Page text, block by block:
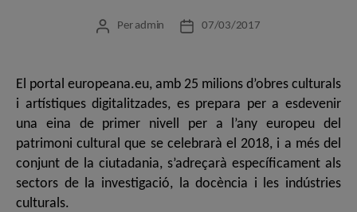
Autor
Per admin
Data07/03/2017
El portal europeana.eu, amb 25 milions d’obres culturals
i artístiques digitalitzades, es prepara per a esdevenir
una eina de primer nivell per a l’any europeu del
patrimoni cultural que se celebrarà el 2018, i a més del
conjunt de la ciutadania, s’adreçarà específicament als
sectors de la investigació, la docència i les indústries
culturals.